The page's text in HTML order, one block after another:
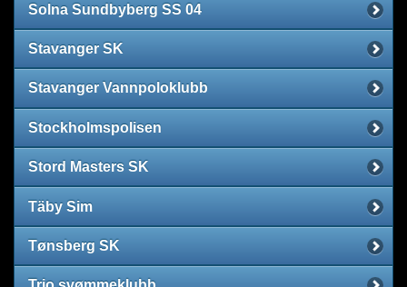
Solna Sundbyberg SS 04
Stavanger SK
Stavanger Vannpoloklubb
Stockholmspolisen
Stord Masters SK
Täby Sim
Tønsberg SK